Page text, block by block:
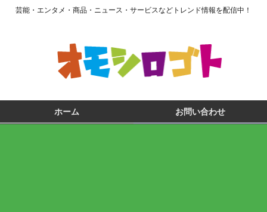
芸能・エンタメ・商品・ニュース・サービスなどトレンド情報を配信中！
ホーム お問い合わせ